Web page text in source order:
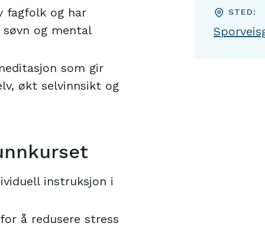
STED:
og har
og mental
som gir
økt selvinnsikt og
instruksjon i
å redusere stress